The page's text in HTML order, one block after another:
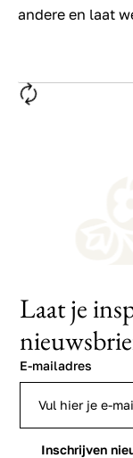
andere en laat
Laat je
E-mailadres
Inschrijven